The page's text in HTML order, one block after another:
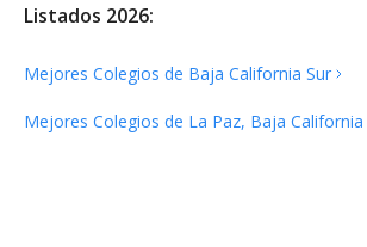
Listados 2026:
Mejores Colegios de Baja California Sur
Mejores Colegios de La Paz, Baja California